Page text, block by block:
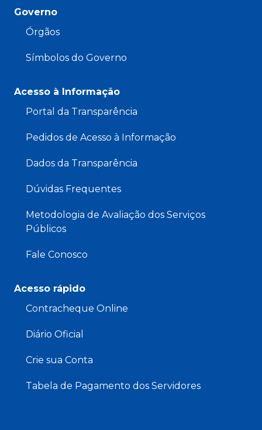
Governo
Órgãos
Símbolos do Governo
Acesso à Informação
Portal da Transparência
Pedidos de Acesso à Informação
Dados da Transparência
Dúvidas Frequentes
Metodologia de Avaliação dos Serviços
Públicos
Fale Conosco
Acesso rápido
Contracheque Online
Diário Oficial
Crie sua Conta
Tabela de Pagamento dos Servidores